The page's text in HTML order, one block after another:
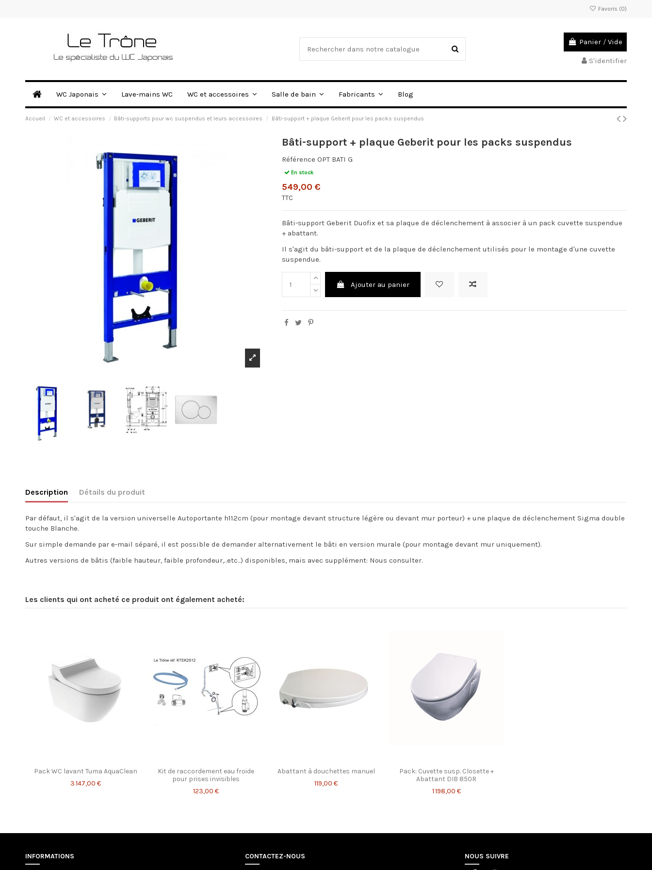
Favoris (0)
Panier / Vide
S'identifier
WC Japonais Lave-mains WC WC et accessoires Salle de bain Fabricants Blog
Accueil WC et accessoires Bâti-supports pour wc suspendus et leurs accessoires Bâti-support + plaque Geberit pour les packs suspendus
Bâti-support + plaque Geberit pour les packs suspendus
Référence OPT BATI G
En stock
549,00 €
TTC
Bâti-support Geberit Duofix et sa plaque de déclenchement à associer à un pack cuvette suspendue
+ abattant.
Il s'agit du bâti-support et de la plaque de déclenchement utilisés pour le montage d'une cuvette
suspendue.
Ajouter au panier
Description Détails du produit
Par défaut, il s'agit de la version universelle Autoportante h112cm (pour montage devant structure légère ou devant mur porteur) + une plaque de déclenchement Sigma double
touche Blanche.
Sur simple demande par e-mail séparé, il est possible de demander alternativement le bâti en version murale (pour montage devant mur uniquement).
Autres versions de bâtis (faible hauteur, faible profondeur,..etc..) disponibles, mais avec supplément: Nous consulter.
Les clients qui ont acheté ce produit ont également acheté:
Pack WC lavant Tuma AquaClean
3 147,00 €
Kit de raccordement eau froide
pour prises invisibles
123,00 €
Abattant à douchettes manuel
119,00 €
Pack: Cuvette susp. Closette +
Abattant DIB 850R
1 198,00 €
INFORMATIONS CONTACTEZ-NOUS NOUS SUIVRE